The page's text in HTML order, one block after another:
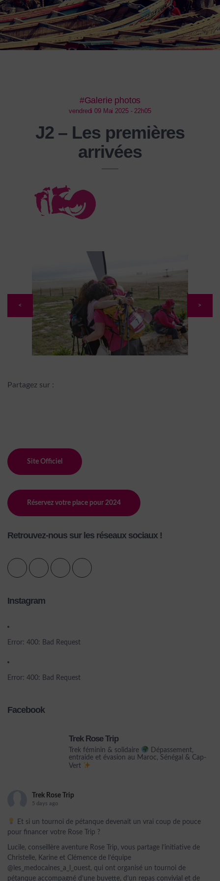
#Galerie photos
vendredi 09 Mai 2025 - 22h05
J2 – Les premières
arrivées
< >
Partagez sur :
Site Officiel
Réservez votre place pour 2024
Retrouvez-nous sur les réseaux sociaux !
Instagram
Error: 400: Bad Request
Error: 400: Bad Request
Facebook
Trek Rose Trip
Trek féminin & solidaire
Dépassement,
entraide et évasion au Maroc, Sénégal & Cap-
Vert
Trek Rose Trip
5 days ago
Et si un tournoi de pétanque devenait un vrai coup de pouce
pour financer votre Rose Trip ?
Lucile, conseillère aventure Rose Trip, vous partage l’initiative de
Christelle, Karine et Clémence de l’équipe
@les_medocaines_a_l_ouest, qui ont organisé un tournoi de
pétanque accompagné d’une buvette, d’un repas convivial et de